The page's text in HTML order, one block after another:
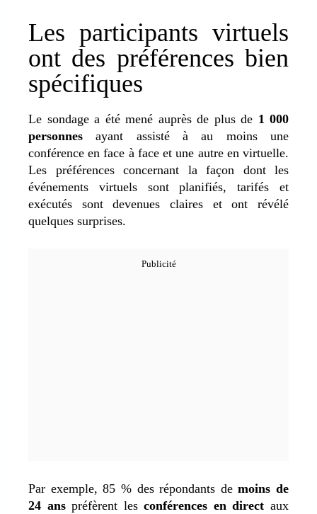
Les participants virtuels
ont des préférences bien
spécifiques
Le sondage a été mené auprès de plus de 1 000
personnesayant assisté à au moins une
conférence en face à face et une autre en virtuelle.
Les préférences concernant la façon dont les
événements virtuels sont planifiés, tarifés et
exécutés sont devenues claires et ont révélé
quelques surprises.
Par exemple, 85 % des répondants demoins de
24 anspréfèrent lesconférences en directaux